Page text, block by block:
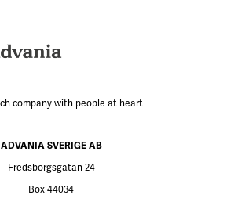
ADVANIA SVERIGE AB
Fredsborgsgatan 24
Box 44034